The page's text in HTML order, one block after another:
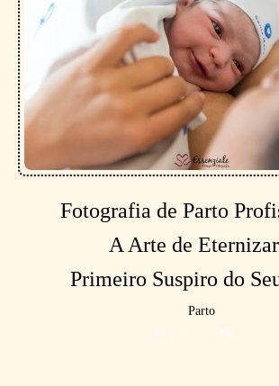
Fotografia de Parto
A Arte de
Primeiro Suspiro do
Parto